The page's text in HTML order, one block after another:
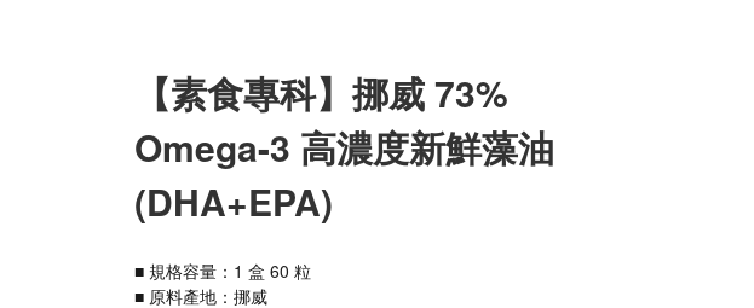
【素食專科】挪威 73%
Omega-3 高濃度新鮮藻油
(DHA+EPA)
■ 規格容量：1 盒 60 粒